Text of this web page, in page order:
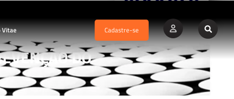
Vitae Cadastre-se
DO